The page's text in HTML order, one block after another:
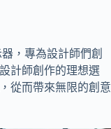
，專為設計師們創
計師創作的理想選
從而帶來無限的創意